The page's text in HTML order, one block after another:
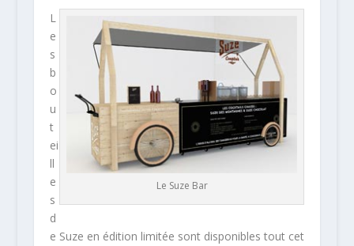
Le Suze Bar
L
e
s
b
o
u
t
ei
ll
e
s
d
e Suze en édition limitée sont disponibles tout cet